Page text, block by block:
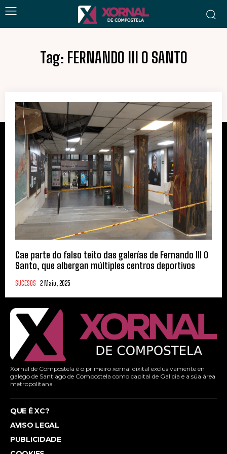
Tag: FERNANDO III O SANTO
Cae parte do falso teito das galerías de Fernando III O
Santo, que albergan múltiples centros deportivos
SUCESOS 2 Maio, 2025
Xornal de Compostela é o primeiro xornal dixital exclusivamente en
galego de Santiago de Compostela como capital de Galicia e a súa área
metropolitana
QUE É XC?
AVISO LEGAL
PUBLICIDADE